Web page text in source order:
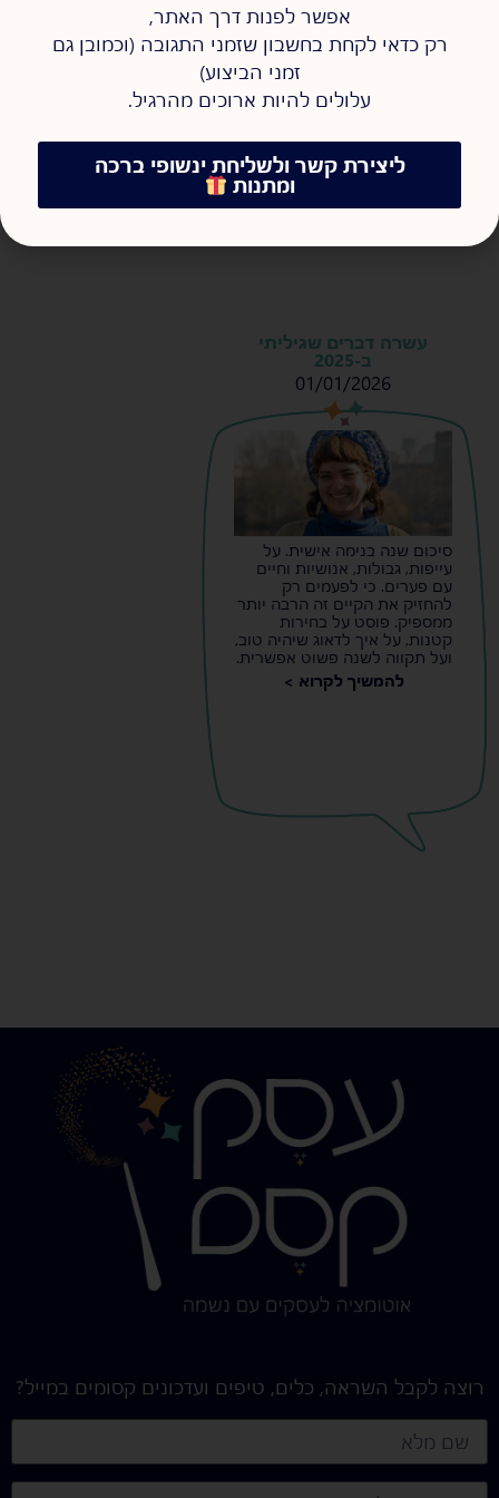
עשרה דברים שגיליתי
ב-2025
01/01/2026
s
s
סיכום שנה בנימה אישית. על
עייפות, גבולות, אנושיות וחיים
עם פערים. כי לפעמים רק
להחזיק את הקיים זה הרבה יותר
ממספיק. פוסט על בחירות
קטנות, על איך לדאוג שיהיה טוב,
ועל תקווה לשנה פשוט אפשרית.
להמשיך לקרוא >
רוצה לקבל השראה, כלים, טיפים ועדכונים קסומים במייל?
אפשר לפנות דרך האתר,
רק כדאי לקחת בחשבון שזמני התגובה (וכמובן גם
זמני הביצוע)
עלולים להיות ארוכים מהרגיל.
ליצירת קשר ולשליחת ינשופי ברכה
ומתנות